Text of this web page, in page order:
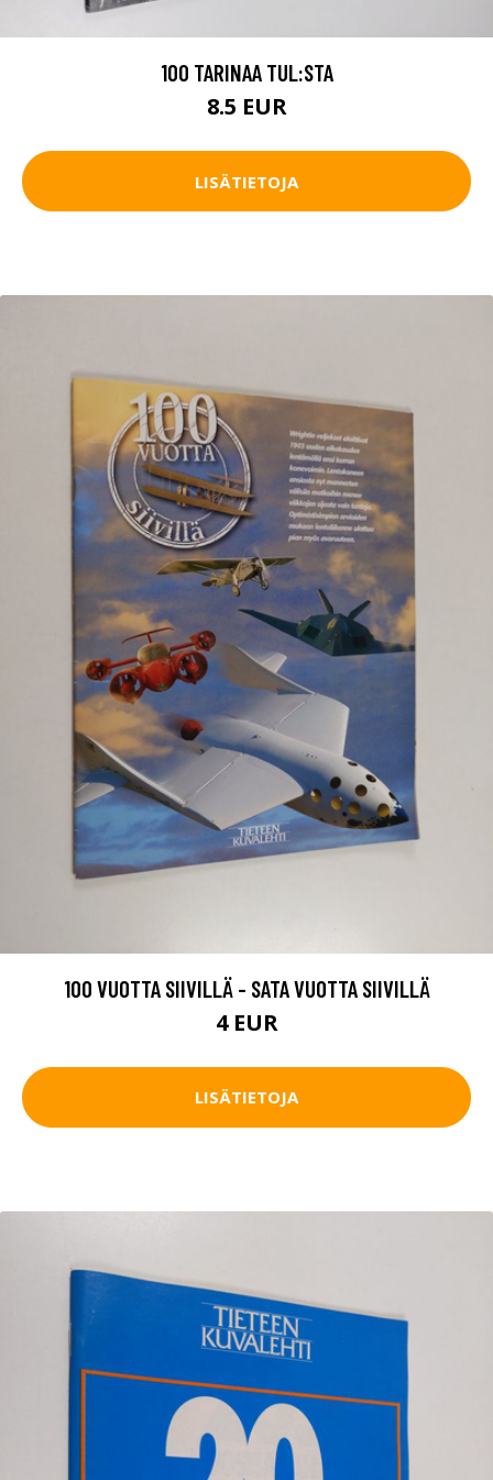
100 TARINAA TUL:STA
8.5 EUR
LISÄTIETOJA
100 VUOTTA SIIVILLÄ - SATA VUOTTA SIIVILLÄ
4 EUR
LISÄTIETOJA